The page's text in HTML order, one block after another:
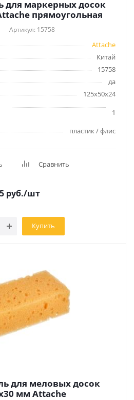
для маркерных досок
прямоугольная
Артикул: 15758
Attache
Китай
15758
да
125х50х24
1
пластик / флис
Сравнить
руб./шт
Купить
для меловых досок
мм Attache